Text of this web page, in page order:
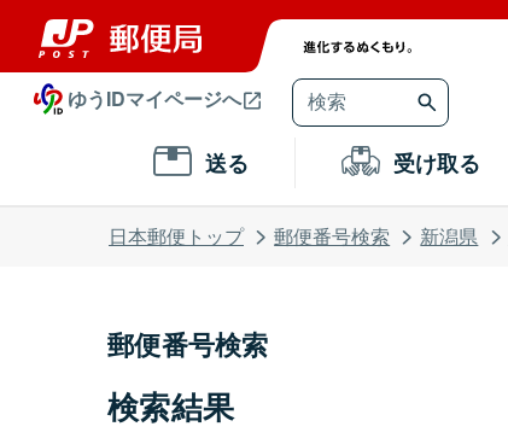
ゆうIDマイページへ
送る 受け取る
日本郵便トップ 郵便番号検索 新潟県
郵便番号検索
検索結果